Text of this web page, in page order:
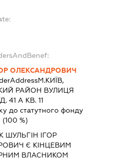
ОЛЕКСАНДРОВИЧ
М.КИЇВ,
РАЙОН ВУЛИЦЯ
41 А КВ. 11
до статутного фонду
(100 %)
ШУЛЬГІН ІГОР
Є КІНЦЕВИМ
ВЛАСНИКОМ